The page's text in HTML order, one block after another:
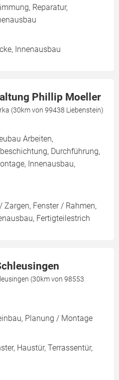
Reparatur,
Innenausbau
Phillip Moeller
(30km von 99438 Liebenstein)
Arbeiten,
Durchführung,
Innenausbau,
Zargen, Fenster / Rahmen,
Fertigteilestrich
(30km von 98553
Planung / Montage
Haustür, Terrassentür,